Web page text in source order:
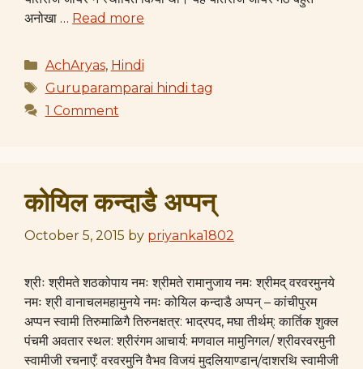
अनोखा … Read more
Categories
AchAryas, Hindi
Tags
Guruparamparai hindi tag
1 Comment
कोयिल कन्दाडै अप्पन्
October 5, 2015 by priyanka1802
श्रीः श्रीमते शठकोपाय नमः श्रीमते रामानुजाय नमः श्रीमद् वरवरमुनये
नमः श्री वानाचलमहामुनये नमः कोयिल कन्दाडै अप्पन् – कांचीपुरम
अप्पन स्वामी तिरुमाळिगै तिरुनक्षत्र: भाद्रपद, मघा तीर्थम्: कार्तिक शुक्ल
पंचमी अवतार स्थल: श्रीरंगम आचार्य: मणवाल मामुनिगल/ श्रीवरवरमुनी
स्वामीजी रचनाएँ: वरवरमुनि वैभव विजयं मुदलियाण्डान्/दाशरथि स्वामीजी